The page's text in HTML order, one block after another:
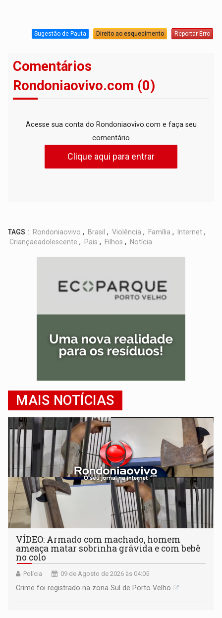
Sugestão de Pauta Direito ao esquecimento Reportar Erro
Comentários
Rondoniaovivo.com (0)
Acesse sua conta do Rondoniaovivo.com e faça seu
comentário
Clique aqui para entrar
TAGS : Rondoniaovivo , Brasil , Violência , Família , Internet ,
Criançaeadolescente , Pais , Filhos , Notícia
MAIS NOTÍCIAS
VÍDEO: Armado com machado, homem
ameaça matar sobrinha grávida e com bebê
no colo
Polícia 09 de Agosto de 2026 às 04:05
Crime foi registrado na zona Sul de Porto Velho